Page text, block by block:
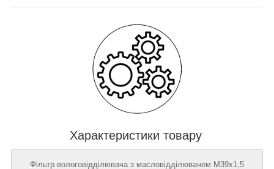
Характеристики товару
Фільтр вологовідділювача з масловідділювачем М39х1,5